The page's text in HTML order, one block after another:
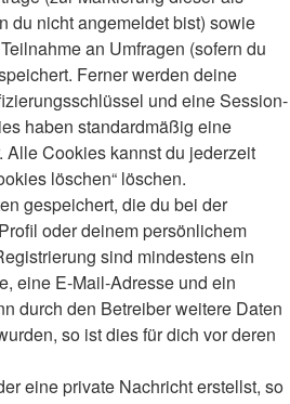
du nicht angemeldet bist) sowie
an Umfragen (sofern du
Ferner werden deine
und eine Session-
haben standardmäßig eine
Alle Cookies kannst du jederzeit
löschen“ löschen.
gespeichert, die du bei der
oder deinem persönlichem
sind mindestens ein
eine E-Mail-Adresse und ein
durch den Betreiber weitere Daten
so ist dies für dich vor deren
eine private Nachricht erstellst, so